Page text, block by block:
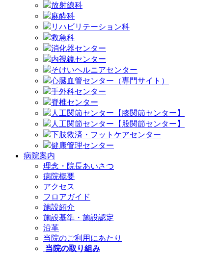
放射線科
麻酔科
リハビリテーション科
救急科
消化器センター
内視鏡センター
そけいヘルニアセンター
心臓血管センター（専門サイト）
手外科センター
脊椎センター
人工関節センター【膝関節センター】
人工関節センター【股関節センター】
下肢救済・フットケアセンター
健康管理センター
病院案内
理念・院長あいさつ
病院概要
アクセス
フロアガイド
施設紹介
施設基準・施設認定
沿革
当院のご利用にあたり
当院の取り組み